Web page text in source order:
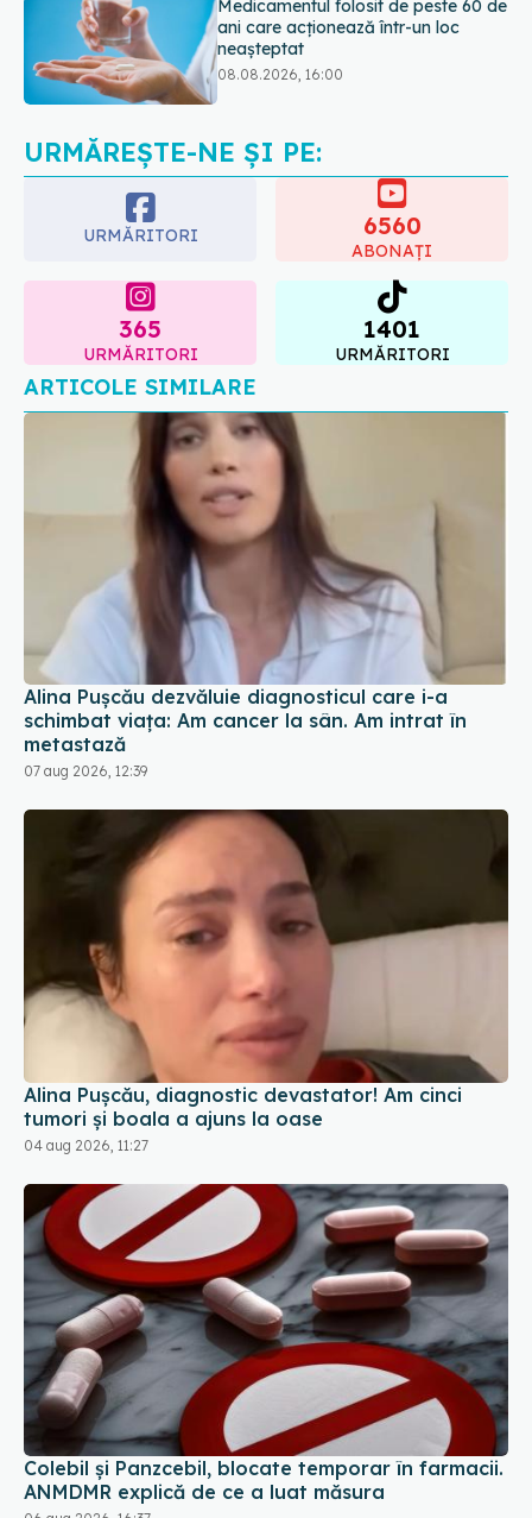
Transpirații nocturne: semnul ignorat
care poate ascunde probleme
serioase de sănătate
URMĂREȘTE-NE ȘI PE:
URMĂRITORI 6560
ABONAȚI
365
URMĂRITORI
1401
URMĂRITORI
ARTICOLE SIMILARE
Alina Pușcău dezvăluie diagnosticul care i-a
schimbat viața: Am cancer la sân. Am intrat în
metastază
07 aug 2026, 12:39
Alina Pușcău, diagnostic devastator! Am cinci
tumori și boala a ajuns la oase
04 aug 2026, 11:27
Colebil și Panzcebil, blocate temporar în farmacii.
ANMDMR explică de ce a luat măsura